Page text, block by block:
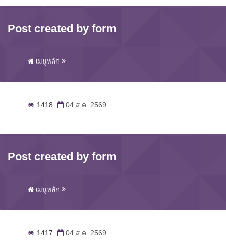
Post created by form
เมนูหลัก
1418 04 ส.ค. 2569
Post created by form
เมนูหลัก
1417 04 ส.ค. 2569